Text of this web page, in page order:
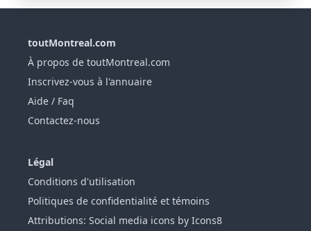
toutMontreal.com
À propos de toutMontreal.com
Inscrivez-vous à l'annuaire
Aide / Faq
Contactez-nous
Légal
Conditions d'utilisation
Politiques de confidentialité et témoins
Attributions: Social media icons by Icons8